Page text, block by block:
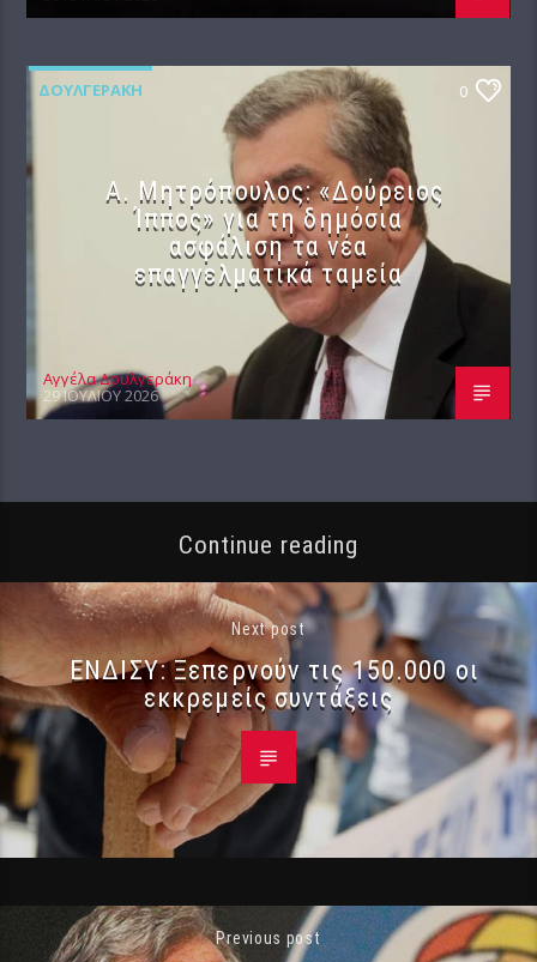
ΔΟΥΛΓΕΡΆΚΗ 0
Α. Μητρόπουλος: «Δούρειος
Ίππος» για τη δημόσια
ασφάλιση τα νέα
επαγγελματικά ταμεία
Αγγέλα Δουλγεράκη
29 ΙΟΥΛΊΟΥ 2026
Continue reading
Next post
ΕΝΔΙΣΥ: Ξεπερνούν τις 150.000 οι
εκκρεμείς συντάξεις
Previous post